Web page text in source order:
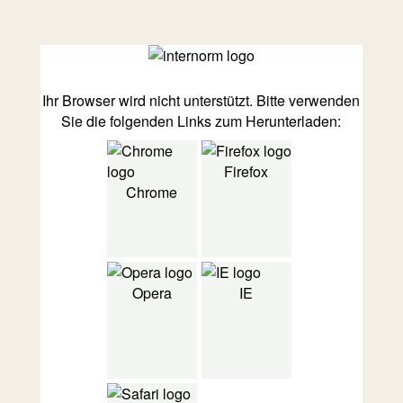
Ihr Browser wird nicht unterstützt. Bitte verwenden
Sie die folgenden Links zum Herunterladen:
Chrome
Firefox
Opera IE